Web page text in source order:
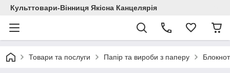
Культтовари-Вінниця Якісна Канцелярія
Товари та послуги Папір та вироби з паперу